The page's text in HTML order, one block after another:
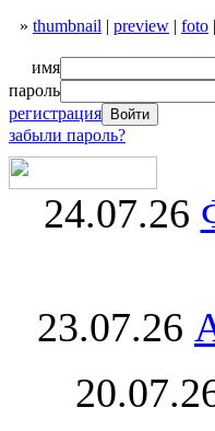
» thumbnail | preview | foto |
имя
пароль
регистрация
забыли пароль?
24.07.26
23.07.26